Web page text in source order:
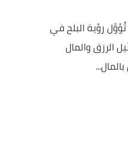
رؤية البلح في
الرزق والمال